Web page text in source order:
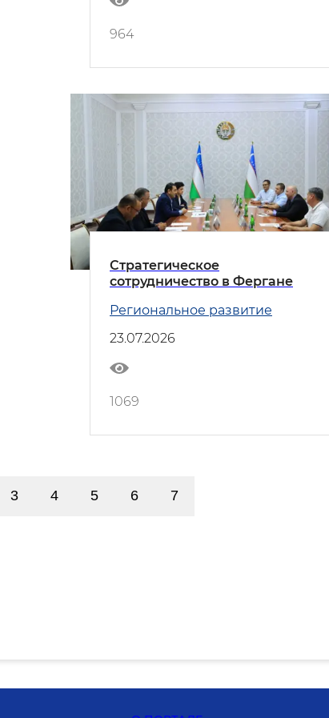
964
Стратегическое
сотрудничество в Фергане
Региональное развитие
23.07.2026
1069
3 4 5 6 7